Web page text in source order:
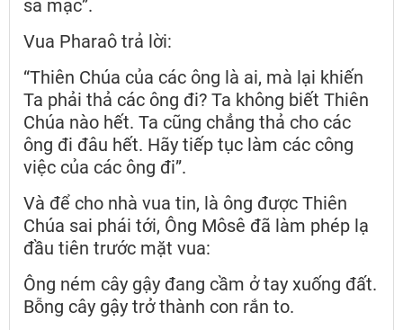
sa mạc”.
Vua Pharaô trả lời:
“Thiên Chúa của các ông là ai, mà lại khiến
Ta phải thả các ông đi? Ta không biết Thiên
Chúa nào hết. Ta cũng chẳng thả cho các
ông đi đâu hết. Hãy tiếp tục làm các công
việc của các ông đi”.
Và để cho nhà vua tin, là ông được Thiên
Chúa sai phái tới, Ông Môsê đã làm phép lạ
đầu tiên trước mặt vua:
Ông ném cây gậy đang cầm ở tay xuống đất.
Bỗng cây gậy trở thành con rắn to.